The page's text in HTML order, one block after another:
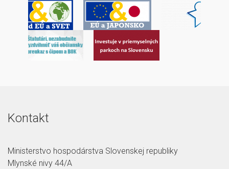
Kontakt
Ministerstvo hospodárstva Slovenskej republiky
Mlynské nivy 44/A